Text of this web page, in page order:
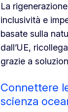
La
inclusività e
basate sulla
dall’UE,
grazie a
Connettere
scienza